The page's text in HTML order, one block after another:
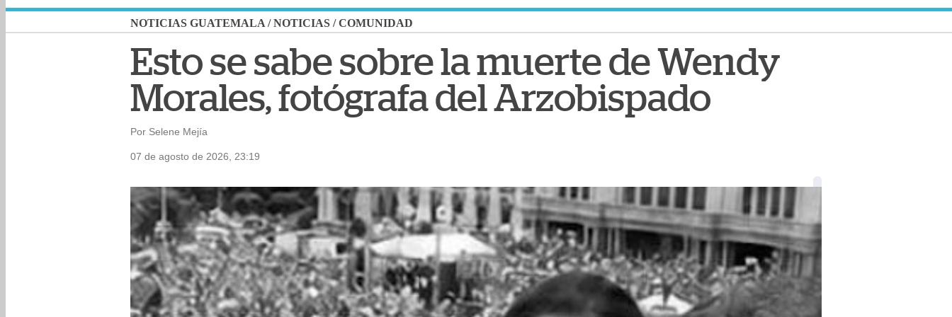
NOTICIAS GUATEMALA /NOTICIAS /COMUNIDAD
Esto se sabe sobre la muerte de Wendy
Morales, fotógrafa del Arzobispado
Por Selene Mejía
07 de agosto de 2026, 23:19